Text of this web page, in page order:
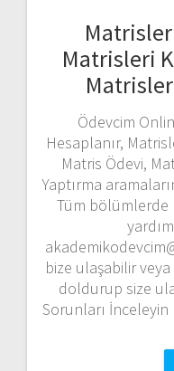
Matrisleri
Matrisler
Ödevcim
Hesaplanır,
Matris Ödevi,
Yaptırma
Tüm bölümlerde
bize ulaşabilir
doldurup size
Sorunları